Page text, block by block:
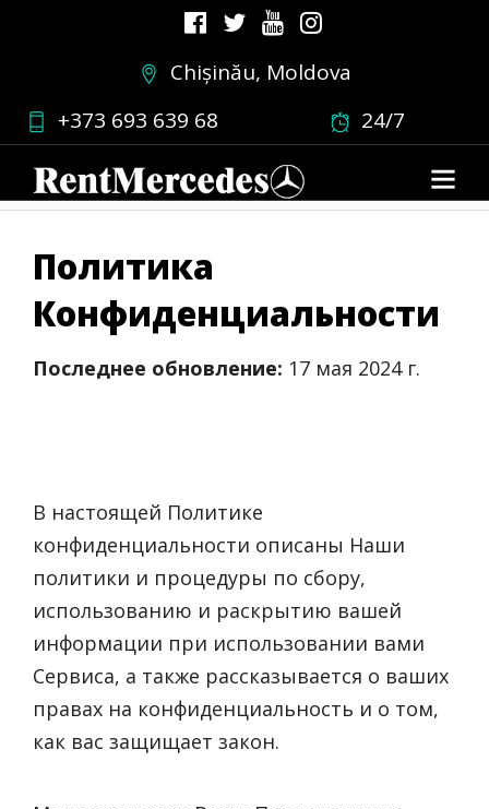
Chișinău, Moldova
+373 693 639 68
24/7
Политика
Конфиденциальности
Политика
Конфиденциальности
Последнее обновление: 17 мая 2024 г.
В настоящей Политике
конфиденциальности описаны Наши
политики и процедуры по сбору,
использованию и раскрытию вашей
информации при использовании вами
Сервиса, а также рассказывается о ваших
правах на конфиденциальность и о том,
как вас защищает закон.